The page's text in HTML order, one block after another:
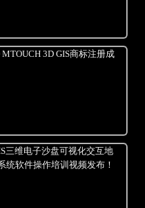
MTOUCH 3D GIS商标注册成
三维电子沙盘可视化交互地
统软件操作培训视频发布！